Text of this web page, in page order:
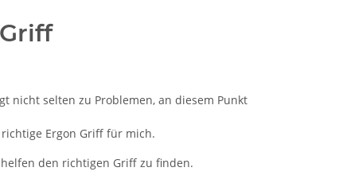
nicht selten zu Problemen, an diesem Punkt
Ergon Griff für mich.
den richtigen Griff zu finden.